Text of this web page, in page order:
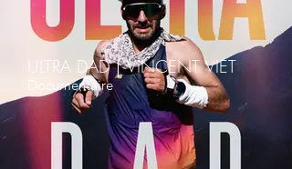
ULTRA DAD｜VINCENT VIET
Documentaire